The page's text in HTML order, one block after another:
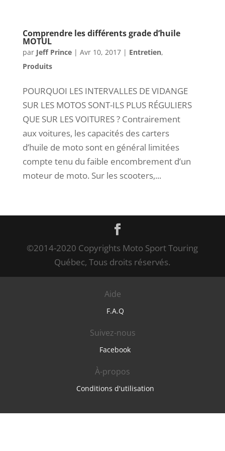
Comprendre les différents grade d’huile
MOTUL
par Jeff Prince| Avr 10, 2017| Entretien,
Produits
POURQUOI LES INTERVALLES DE VIDANGE
SUR LES MOTOS SONT-ILS PLUS RÉGULIERS
QUE SUR LES VOITURES ? Contrairement
aux voitures, les capacités des carters
d’huile de moto sont en général limitées
compte tenu du faible encombrement d’un
moteur de moto. Sur les scooters,...
©2014-2020 Copyrights Moto Sport Touring
Québec, Tous droits réservés.
Aide
F.A.Q
Suivez-nous
Facebook
À-propos
Conditions d'utilisation